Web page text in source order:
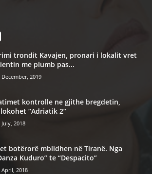
trondit Kavajen, pronari i lokalit vret
me plumb pas...
December, 2019
kontrolle ne gjithe bregdetin,
“Adriatik 2”
July, 2018
botërorë mblidhen në Tiranë. Nga
Kuduro” te “Despacito”
April, 2018